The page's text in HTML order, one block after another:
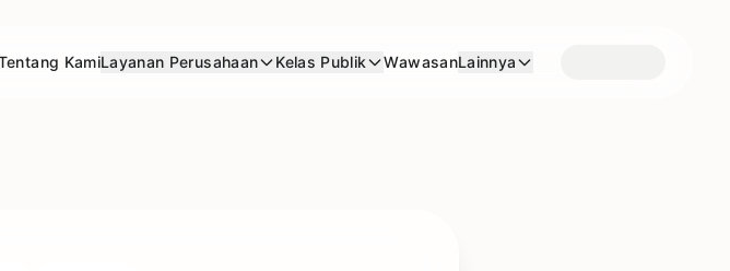
KamiLayanan Perusahaan Kelas Publik WawasanLainnya